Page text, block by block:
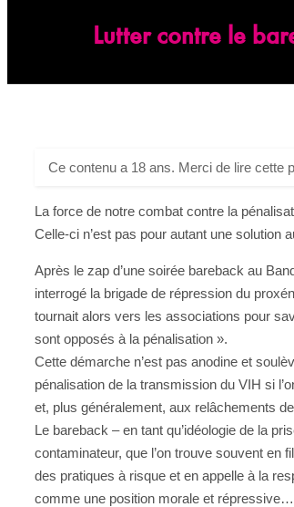
Lutter contre le
Ce contenu a 18 ans. Merci de lire cette
La force de notre combat contre la
Celle-ci n’est pas pour autant une solution
Après le zap d’une soirée bareback au
interrogé la brigade de répression du
tournait alors vers les associations pour
sont opposés à la pénalisation ».
Cette démarche n’est pas anodine et
pénalisation de la transmission du VIH si
et, plus généralement, aux relâchements
Le bareback – en tant qu’idéologie de la
contaminateur, que l’on trouve souvent en
des pratiques à risque et en appelle à la
comme une position morale et répressive…